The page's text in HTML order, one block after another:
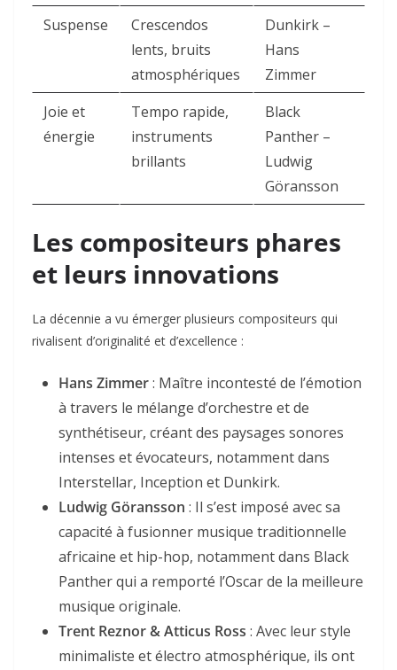
Suspense
Crescendos
lents, bruits
atmosphériques
Dunkirk –
Hans
Zimmer
Joie et
énergie
Tempo rapide,
instruments
brillants
Black
Panther –
Ludwig
Göransson
Les compositeurs phares
et leurs innovations
La décennie a vu émerger plusieurs compositeurs qui
rivalisent d’originalité et d’excellence :
Hans Zimmer: Maître incontesté de l’émotion
à travers le mélange d’orchestre et de
synthétiseur, créant des paysages sonores
intenses et évocateurs, notamment dans
Interstellar, Inception et Dunkirk.
Ludwig Göransson : Il s’est imposé avec sa
capacité à fusionner musique traditionnelle
africaine et hip-hop, notamment dans Black
Pantherqui a remporté l’Oscar de la meilleure
musique originale.
Trent Reznor & Atticus Ross : Avec leur style
minimaliste et électro atmosphérique, ils ont